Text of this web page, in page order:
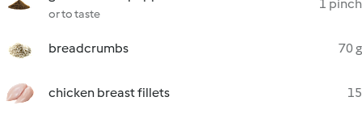
or to taste
1 pinch
breadcrumbs 70 g
chicken breast fillets 15